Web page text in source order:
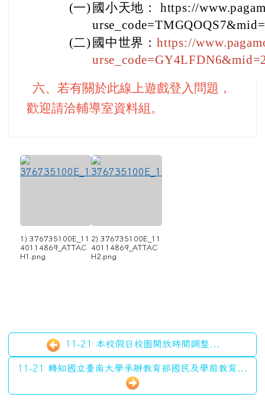
(一) 國小天地： https://
(二) 國中世界： https://
六、若有關於此線上遊戲登入問題，
歡迎請洽輔導室資料組。
1) 376735100E_11
40114869_ATTAC
H1.png
2) 376735100E_11
40114869_ATTAC
H2.png
11-21 本校假日校園開放時間調整...
11-21 轉知國立臺南大學承辦教育部國民及學前教育...